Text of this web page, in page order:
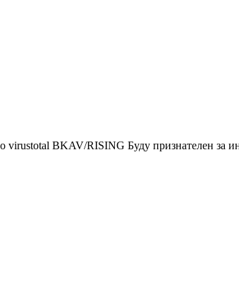
virustotal BKAV/RISING Буду признателен за